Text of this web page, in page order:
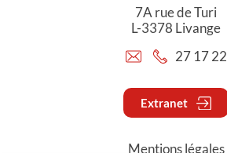
7A rue de Turi
L-3378 Livange
27 17 22
Extranet
Mentions légales